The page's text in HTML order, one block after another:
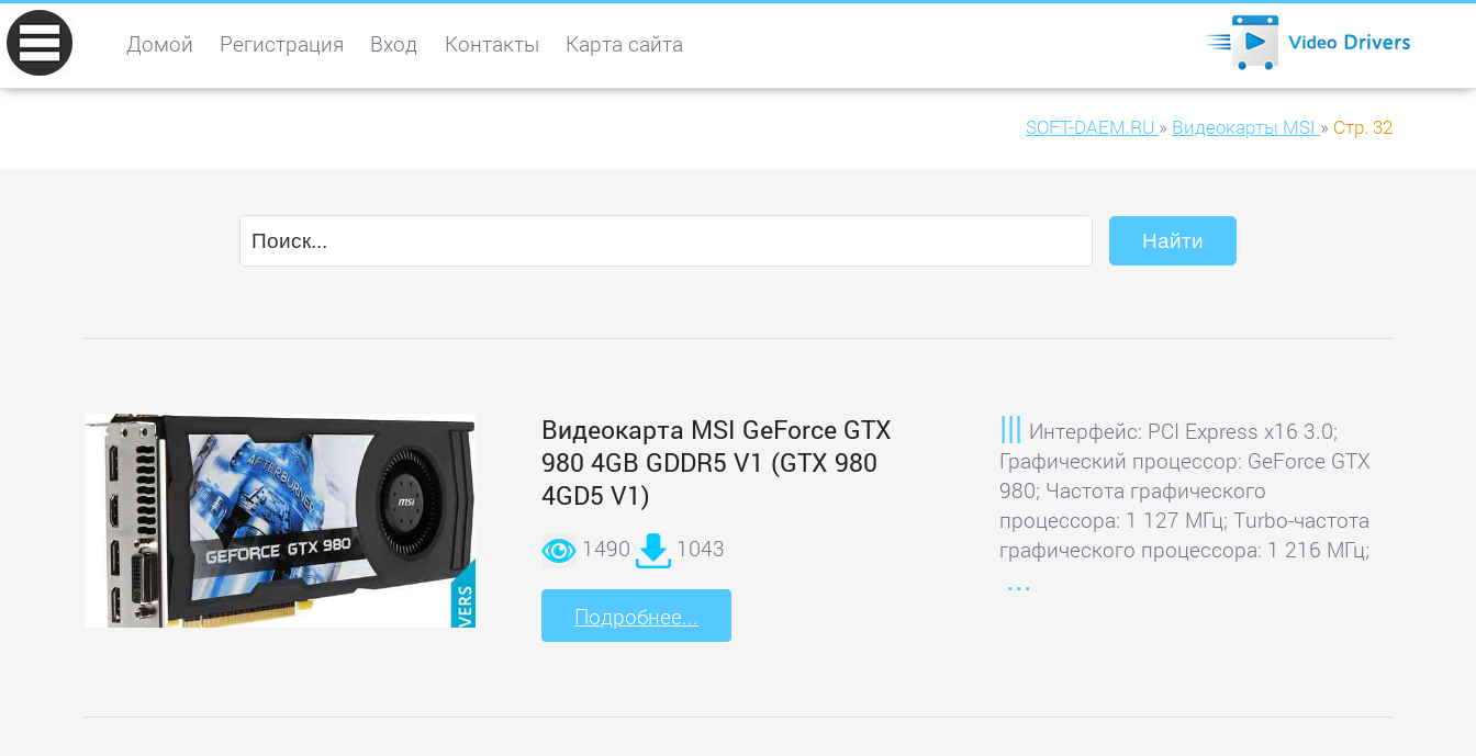
Домой Регистрация Вход Контакты Карта сайта
SOFT-DAEM.RU » Видеокарты MSI » Стр. 32
Видеокарта MSI GeForce GTX
980 4GB GDDR5 V1 (GTX 980
4GD5 V1)
1490 1043
Подробнее...
Интерфейс: PCI Express x16 3.0;
Графический процессор: GeForce GTX
980; Частота графического
процессора: 1 127 МГц; Turbo-частота
графического процессора: 1 216 МГц;
Главное